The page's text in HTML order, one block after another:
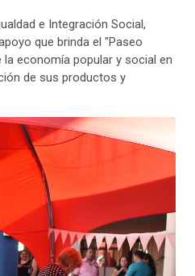
e Integración Social,
que brinda el "Paseo
economía popular y social en
de sus productos y